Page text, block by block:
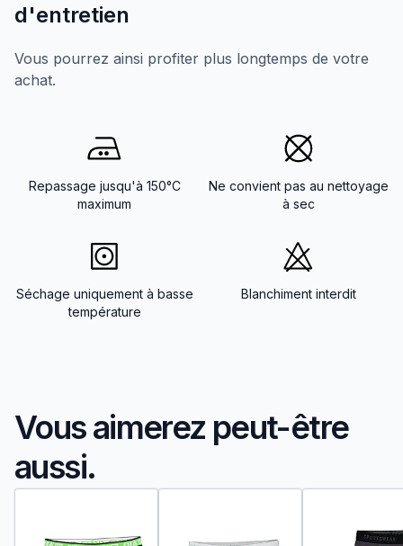
d'entretien
Vous pourrez ainsi profiter plus longtemps de votre
achat.
Repassage jusqu'à 150°C
maximum
Ne convient pas au nettoyage
à sec
Séchage uniquement à basse
température
Blanchiment interdit
Vous aimerez peut-être
aussi.